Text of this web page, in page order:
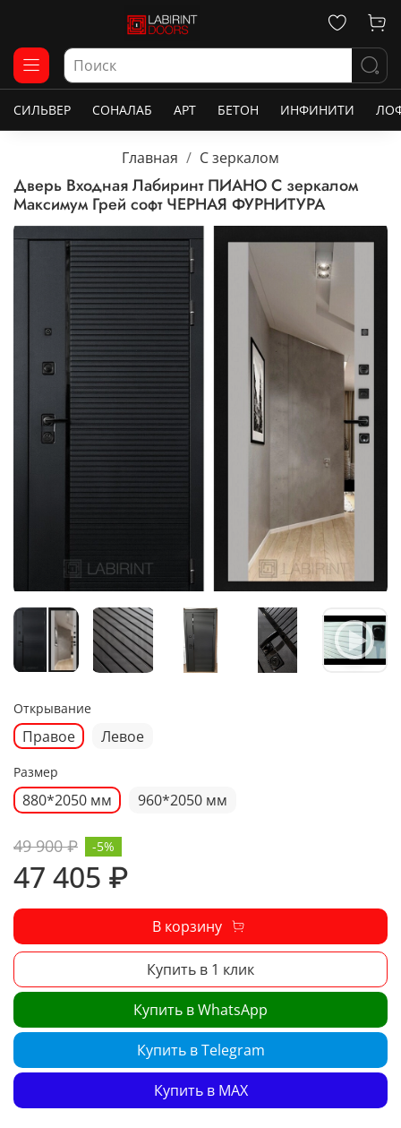
СИЛЬВЕР СОНАЛАБ АРТ БЕТОН ИНФИНИТИ
Главная С зеркалом
Дверь Входная Лабиринт ПИАНО С зеркалом
Максимум Грей софт ЧЕРНАЯ ФУРНИТУРА
Открывание
Правое Левое
Размер
880*2050 мм 960*2050 мм
49 900 ₽
47 405 ₽
-5%
В корзину
Купить в 1 клик
Купить в WhatsApp
Купить в Telegram
Купить в MAX